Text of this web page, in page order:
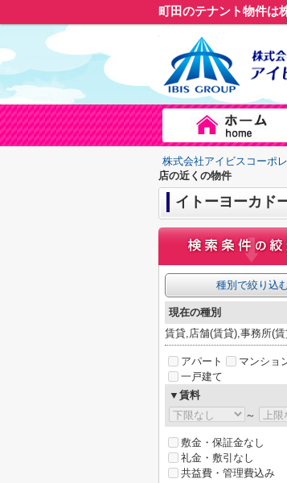
町田のテナント物件は
株式会社アイビスコーポ
店の近くの物件
イトーヨーカド
種別で絞り込
現在の種別
賃貸,店舗(賃貸),事務所(
アパート
マンショ
一戸建て
▼賃料
～
敷金・保証金なし
礼金・敷引なし
共益費・管理費込み